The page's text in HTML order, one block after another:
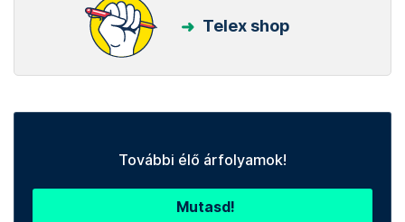
Telex shop
További élő árfolyamok!
Mutasd!